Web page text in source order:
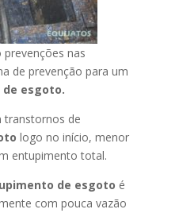
nas
de prevenção para um
esgoto.
transtornos de
logo no início, menor
entupimento total.
de esgoto é
com pouca vazão